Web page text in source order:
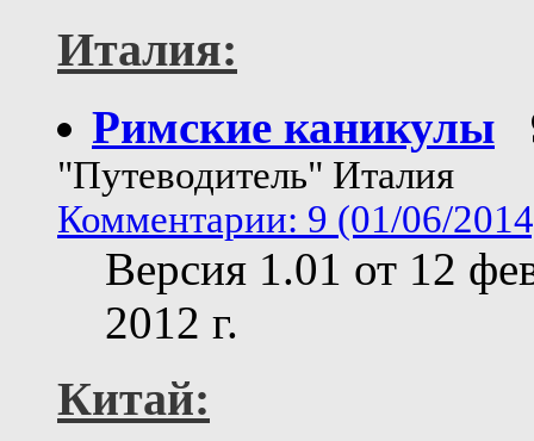
Италия:
Римские каникулы
"Путеводитель" Италия
Комментарии: 9 (01/06/
Версия 1.01 от 12
2012 г.
Китай: